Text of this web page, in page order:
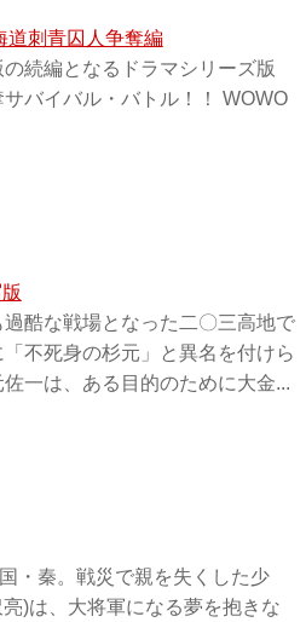
道刺青囚人争奪編
続編となるドラマシリーズ版
バイバル・バトル！！ WOWO
酷な戦場となった二〇三高地で
不死身の杉元」と異名を付けら
一は、ある目的のために大金...
・秦。戦災で親を失くした少
)は、大将軍になる夢を抱きな